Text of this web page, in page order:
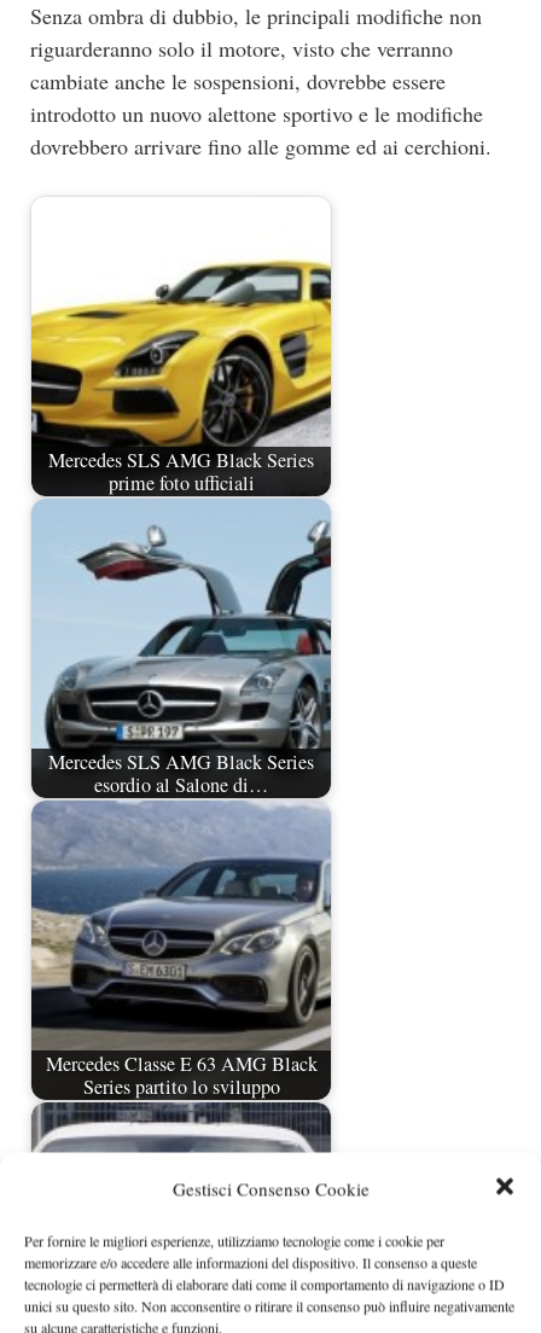
Gestisci Consenso Cookie
Per fornire le migliori esperienze, utilizziamo tecnologie come i cookie per
memorizzare e/o accedere alle informazioni del dispositivo. Il consenso a queste
tecnologie ci permetterà di elaborare dati come il comportamento di navigazione o ID
unici su questo sito. Non acconsentire o ritirare il consenso può influire negativamente
su alcune caratteristiche e funzioni.
Senza ombra di dubbio, le principali modifiche non
riguarderanno solo il motore, visto che verranno
cambiate anche le sospensioni, dovrebbe essere
introdotto un nuovo alettone sportivo e le modifiche
dovrebbero arrivare fino alle gomme ed ai cerchioni.
Mercedes SLS AMG Black Series
prime foto ufficiali
Mercedes SLS AMG Black Series
esordio al Salone di…
Mercedes Classe E 63 AMG Black
Series partito lo sviluppo